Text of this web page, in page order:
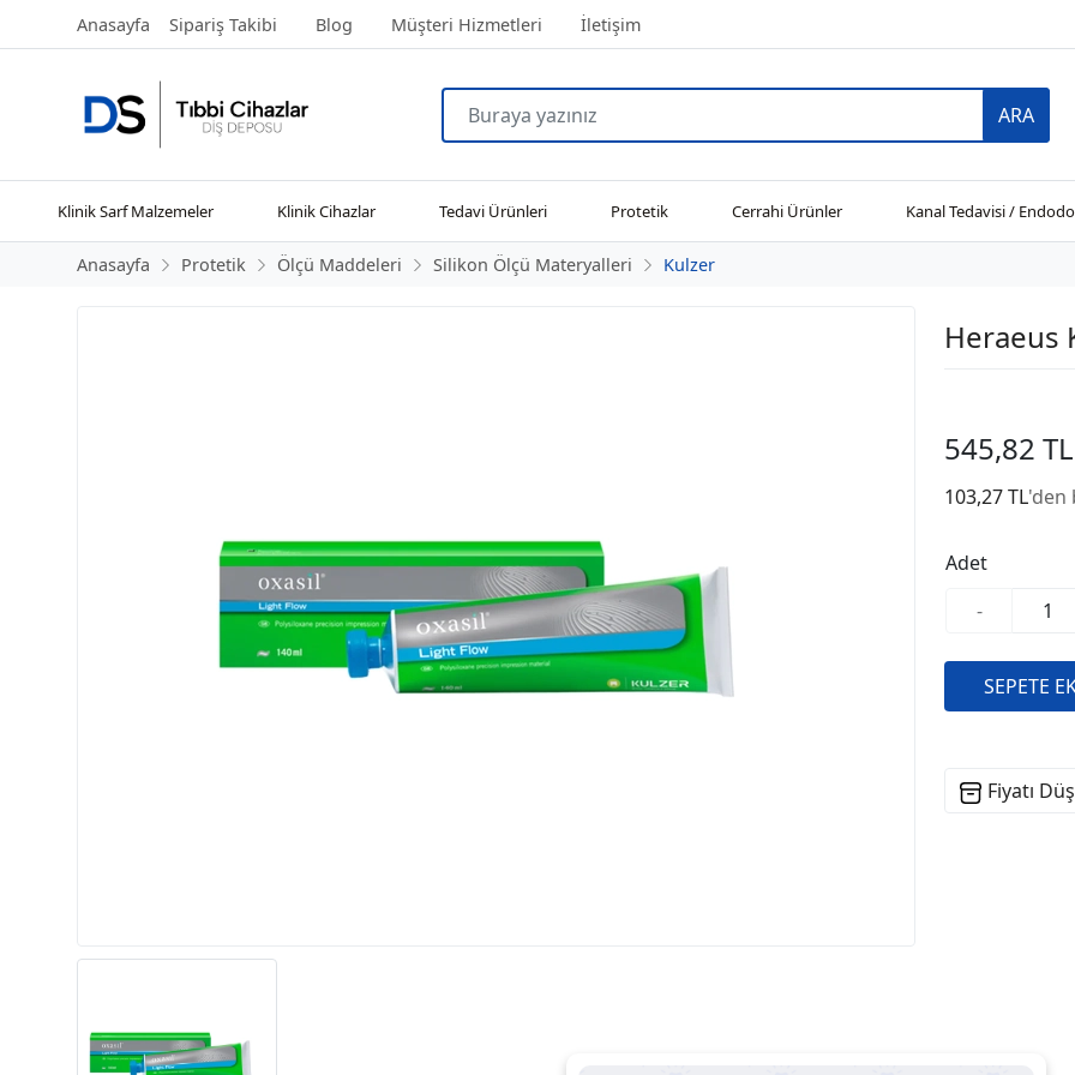
Anasayfa Sipariş Takibi Blog Müşteri Hizmetleri İletişim
ARA
Klinik Sarf Malzemeler Klinik Cihazlar Tedavi Ürünleri Protetik Cerrahi Ürünler Kanal Tedavisi /
Anasayfa Protetik Ölçü Maddeleri Silikon Ölçü Materyalleri Kulzer
Heraeus
545,82 TL
103,27 TL'den
Adet
-
Fiyatı